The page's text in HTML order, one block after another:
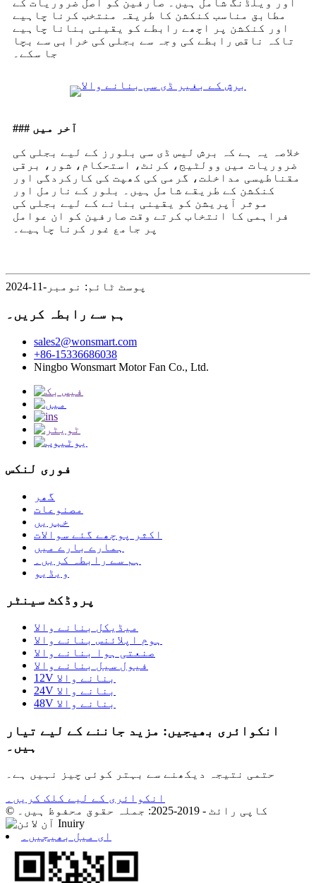
اور ویلڈنگ شامل ہیں۔ صارفین کو اصل ضروریات کے
مطابق مناسب کنکشن کا طریقہ منتخب کرنا چاہیے
اور کنکشن پر اچھے رابطے کو یقینی بنانا چاہیے
تاکہ ناقص رابطے کی وجہ سے بجلی کی خرابی سے بچا
جا سکے۔
### آخر میں
خلاصہ یہ ہے کہ برش لیس ڈی سی بلورز کے لیے بجلی کی
ضروریات میں وولٹیج، کرنٹ، استحکام، شور، برقی
مقناطیسی مداخلت، گرمی کی کھپت کی کارکردگی اور
کنکشن کے طریقے شامل ہیں۔ بلور کے نارمل اور
موثر آپریشن کو یقینی بنانے کے لیے بجلی کی
فراہمی کا انتخاب کرتے وقت صارفین کو ان عوامل
پر جامع غور کرنا چاہیے۔
پوسٹ ٹائم: نومبر-11-2024
ہم سے رابطہ کریں۔
sales2@wonsmart.com
+86-15336686038
Ningbo Wonsmart Motor Fan Co., Ltd.
فوری لنکس
گھر
مصنوعات
خبریں
اکثر پوچھے گئے سوالات
ہمارے بارے میں
ہم سے رابطہ کریں۔
ویڈیو
پروڈکٹ سینٹر
میڈیکل بنانے والا
ہوم اپلائنس بنانے والا
صنعتی ہوا بنانے والا
فیول سیل بنانے والا
12V بنانے والا
24V بنانے والا
48V بنانے والا
انکوائری بھیجیں: مزید جاننے کے لیے تیار
ہیں۔
حتمی نتیجہ دیکھنے سے بہتر کوئی چیز نہیں ہے۔
انکوائری کے لیے کلک کریں۔
© کاپی رائٹ - 2019-2025: جملہ حقوق محفوظ ہیں۔
ای میل بھیجیں۔